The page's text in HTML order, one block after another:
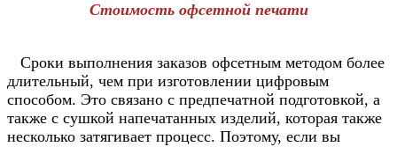
Стоимость офсетной печати
Сроки выполнения заказов офсетным методом более
длительный, чем при изготовлении цифровым
способом. Это связано с предпечатной подготовкой, а
также с сушкой напечатанных изделий, которая также
несколько затягивает процесс. Поэтому, если вы